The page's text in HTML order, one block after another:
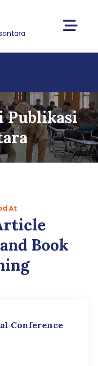
Publikasi
At
Book
Conference